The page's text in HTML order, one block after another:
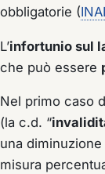
obbligatorie (
L’infortunio sul
che può essere
Nel primo caso
(la c.d. “
una
misura